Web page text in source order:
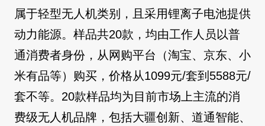
属于轻型无人机类别，且采用锂离子电池提供
动力能源。样品共20款，均由工作人员以普
通消费者身份，从网购平台（淘宝、京东、小
米有品等）购买，价格从1099元/套到5588元/
套不等。20款样品均为目前市场上主流的消
费级无人机品牌，包括大疆创新、道通智能、